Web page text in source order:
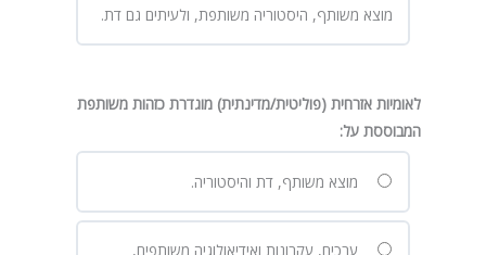
מוצא משותף, היסטוריה משותפת, ולעיתים גם דת.
לאומיות אזרחית (פוליטית/מדינתית) מוגדרת כזהות משותפת
המבוססת על:
מוצא משותף, דת והיסטוריה.
ערכים, עקרונות ואידיאולוגיה משותפים,